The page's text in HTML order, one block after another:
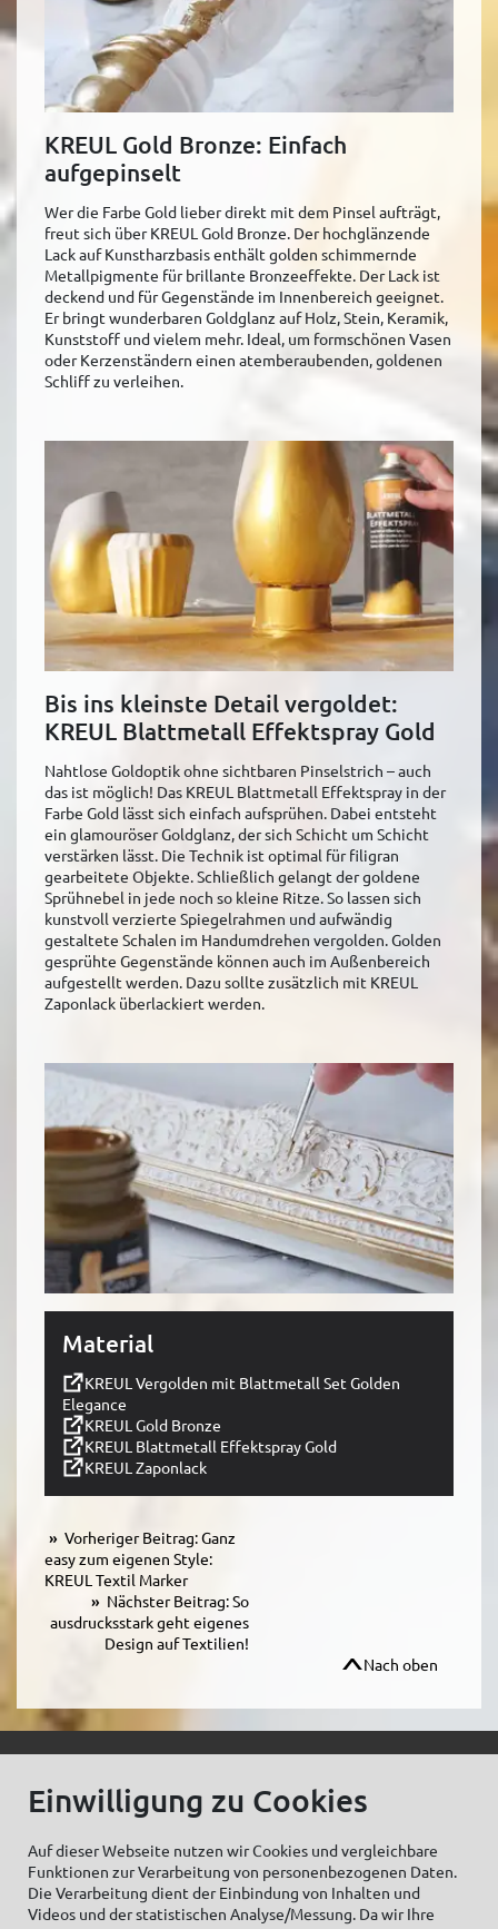
KREUL Gold Bronze: Einfach
aufgepinselt
Wer die Farbe Gold lieber direkt mit dem Pinsel aufträgt,
freut sich über KREUL Gold Bronze. Der hochglänzende
Lack auf Kunstharzbasis enthält golden schimmernde
Metallpigmente für brillante Bronzeeffekte. Der Lack ist
deckend und für Gegenstände im Innenbereich geeignet.
Er bringt wunderbaren Goldglanz auf Holz, Stein, Keramik,
Kunststoff und vielem mehr. Ideal, um formschönen Vasen
oder Kerzenständern einen atemberaubenden, goldenen
Schliff zu verleihen.
Bis ins kleinste Detail vergoldet:
KREUL Blattmetall Effektspray Gold
Nahtlose Goldoptik ohne sichtbaren Pinselstrich – auch
das ist möglich! Das KREUL Blattmetall Effektspray in der
Farbe Gold lässt sich einfach aufsprühen. Dabei entsteht
ein glamouröser Goldglanz, der sich Schicht um Schicht
verstärken lässt. Die Technik ist optimal für filigran
gearbeitete Objekte. Schließlich gelangt der goldene
Sprühnebel in jede noch so kleine Ritze. So lassen sich
kunstvoll verzierte Spiegelrahmen und aufwändig
gestaltete Schalen im Handumdrehen vergolden. Golden
gesprühte Gegenstände können auch im Außenbereich
aufgestellt werden. Dazu sollte zusätzlich mit KREUL
Zaponlack überlackiert werden.
Material
KREUL Vergolden mit Blattmetall Set Golden
Elegance
KREUL Gold Bronze
KREUL Blattmetall Effektspray Gold
KREUL Zaponlack
Vorheriger Beitrag: Ganz
easy zum eigenen Style:
KREUL Textil Marker
Nächster Beitrag: So
ausdrucksstark geht eigenes
Design auf Textilien!
Nach oben
Zum Newsletter anmelden:
Einwilligung zu Cookies
Auf dieser Webseite nutzen wir Cookies und vergleichbare
Funktionen zur Verarbeitung von personenbezogenen Daten.
Die Verarbeitung dient der Einbindung von Inhalten und
Videos und der statistischen Analyse/Messung. Da wir Ihre